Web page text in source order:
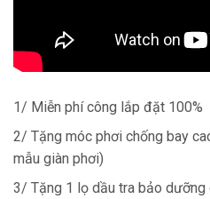
1/ Miễn phí công lắp đặt 100%
2/ Tặng móc phơi chống bay
mẫu giàn phơi)
3/ Tặng 1 lọ dầu tra bảo dưỡng